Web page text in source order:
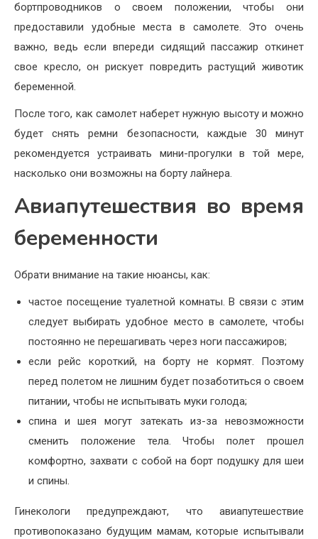
бортпроводников о своем положении, чтобы они
предоставили удобные места в самолете. Это очень
важно, ведь если впереди сидящий пассажир откинет
свое кресло, он рискует повредить растущий животик
беременной.
После того, как самолет наберет нужную высоту и можно
будет снять ремни безопасности, каждые 30 минут
рекомендуется устраивать мини-прогулки в той мере,
насколько они возможны на борту лайнера.
Авиапутешествия во время
беременности
Обрати внимание на такие нюансы, как:
частое посещение туалетной комнаты. В связи с этим
следует выбирать удобное место в самолете, чтобы
постоянно не перешагивать через ноги пассажиров;
если рейс короткий, на борту не кормят. Поэтому
перед полетом не лишним будет позаботиться о своем
питании, чтобы не испытывать муки голода;
спина и шея могут затекать из-за невозможности
сменить положение тела. Чтобы полет прошел
комфортно, захвати с собой на борт подушку для шеи
и спины.
Гинекологи предупреждают, что авиапутешествие
противопоказано будущим мамам, которые испытывали